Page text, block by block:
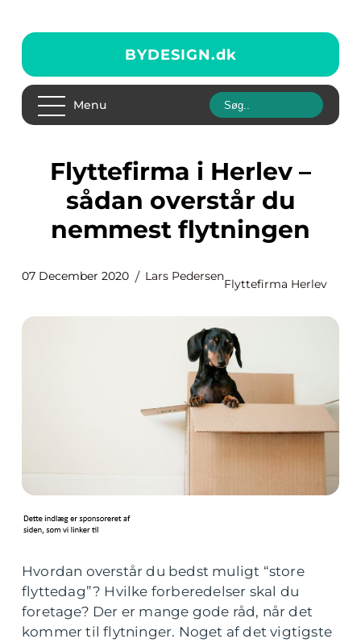
BYDESIGN.dk
Menu
Flyttefirma i Herlev –
sådan overstår du
nemmest flytningen
07 December 2020 Lars Pedersen
Flyttefirma Herlev
Hvordan overstår du bedst muligt “store
flyttedag”? Hvilke forberedelser skal du
foretage? Der er mange gode råd, når det
kommer til flytninger. Noget af det vigtigste